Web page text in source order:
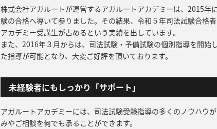
株式会社アガルートが運営するアガルートアカデミーは、2015年
験の合格へ導いて参りました。その結果、令和５年司法試験合格
アカデミー受講生が占めるという実績を出しています。
また、2016年３月からは、司法試験・予備試験の個別指導を開始
た指導が可能となり、大変ご好評を頂いております。
未経験者にもしっかり「サポート」
アガルートアカデミーには、司法試験受験指導の多くのノウハウ
みやご相談を何でも承ることができます。